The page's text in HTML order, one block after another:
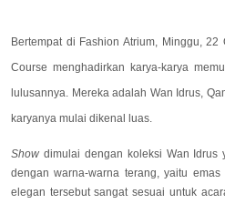
Bertempat di Fashion Atrium, Minggu,
Course menghadirkan karya-karya
lulusannya. Mereka adalah Wan Idrus,
karyanya mulai dikenal luas.
Show dimulai dengan koleksi Wan Idrus
dengan warna-warna terang, yaitu
elegan tersebut sangat sesuai untuk